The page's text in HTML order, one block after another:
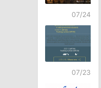
07/24
07/23